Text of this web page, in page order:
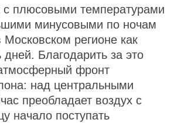
с плюсовыми температурами
минусовыми по ночам
регионе как
Благодарить за это
фронт
над центральными
преобладает воздух с
начало поступать